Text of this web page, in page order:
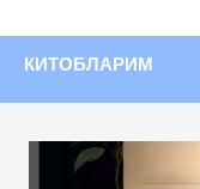
КИТОБЛАРИМ